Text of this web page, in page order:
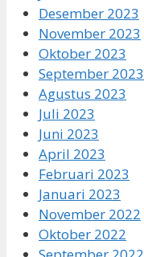
Desember 2023
November 2023
Oktober 2023
September 2023
Agustus 2023
Juli 2023
Juni 2023
April 2023
Februari 2023
Januari 2023
November 2022
Oktober 2022